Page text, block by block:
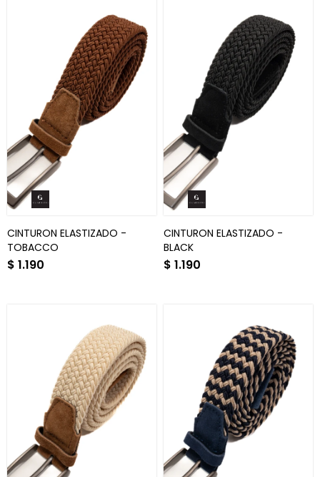
CINTURON ELASTIZADO -
TOBACCO
$ 1.190
CINTURON ELASTIZADO -
BLACK
$ 1.190